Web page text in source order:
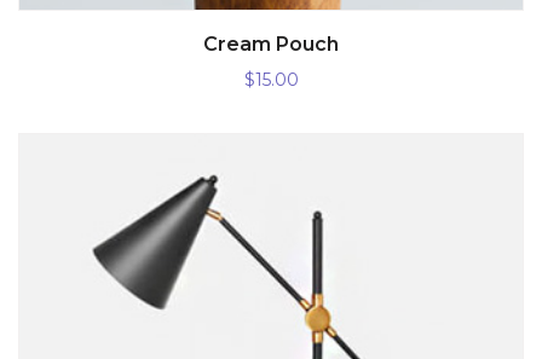
AÑADIR AL CARRITO
Cream Pouch
$15.00